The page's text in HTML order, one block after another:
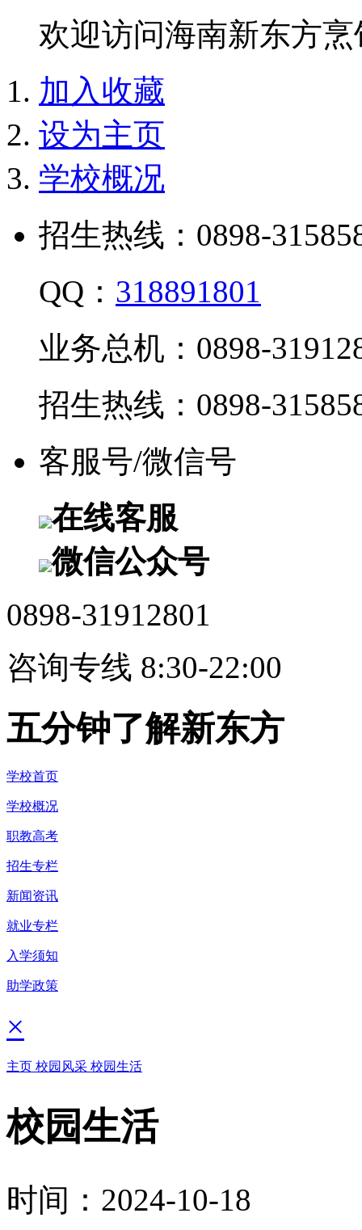
欢迎访问海南新东方
加入收藏
设为主页
学校概况
招生热线：0898-
QQ： 318891801
业务总机：0898-
招生热线：0898-
客服号/微信号
在线客服
微信公众号
0898-31912801
咨询专线 8:30-22:00
五分钟了解新东方
学校首页
学校概况
职教高考
招生专栏
新闻资讯
就业专栏
入学须知
助学政策
×
主页 校园风采 校园生活
校园生活
时间：2024-10-18